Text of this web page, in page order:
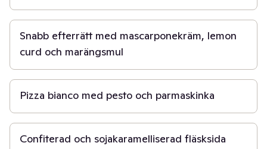
15 min
Snabb efterrätt med mascarponekräm, lemon
curd och marängsmul
20 min
Pizza bianco med pesto och parmaskinka
6 t
Confiterad och sojakaramelliserad fläsksida